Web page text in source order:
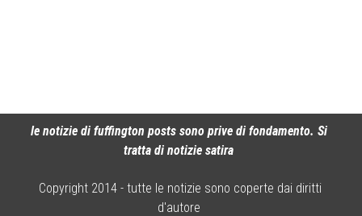
le notizie di fuffington posts sono prive di fondamento. Si
tratta di notizie satira
Copyright 2014 - tutte le notizie sono coperte dai diritti
d'autore